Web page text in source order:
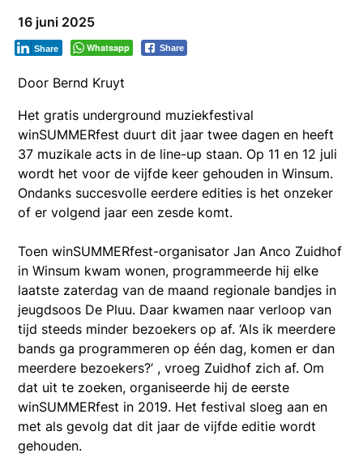
16 juni 2025
Whatsapp Share
Share
Door Bernd Kruyt
Het gratis underground muziekfestival
winSUMMERfest duurt dit jaar twee dagen en heeft
37 muzikale acts in de line-up staan. Op 11 en 12 juli
wordt het voor de vijfde keer gehouden in Winsum.
Ondanks succesvolle eerdere edities is het onzeker
of er volgend jaar een zesde komt.
Toen winSUMMERfest-organisator Jan Anco Zuidhof
in Winsum kwam wonen, programmeerde hij elke
laatste zaterdag van de maand regionale bandjes in
jeugdsoos De Pluu. Daar kwamen naar verloop van
tijd steeds minder bezoekers op af. ‘Als ik meerdere
bands ga programmeren op één dag, komen er dan
meerdere bezoekers?’ , vroeg Zuidhof zich af. Om
dat uit te zoeken, organiseerde hij de eerste
winSUMMERfest in 2019. Het festival sloeg aan en
met als gevolg dat dit jaar de vijfde editie wordt
gehouden.